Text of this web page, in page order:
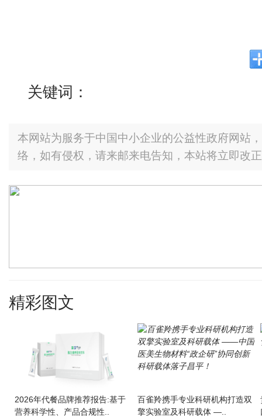
关键词：
本网站为服务于中国中小企业的公益性政府网站
络，如有侵权，请来邮来电告知，本站将立即改
精彩图文
2026年代餐品牌推荐报告:基于
营养科学性、产品合规性..
百雀羚携手专业科研机构打造双
擎实验室及科研载体 —..